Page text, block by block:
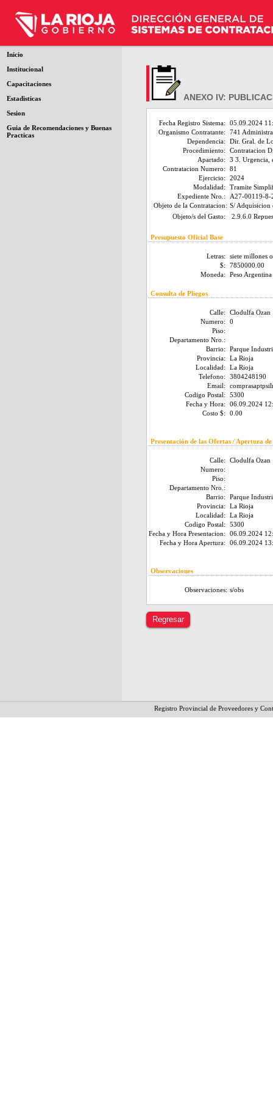
Inicio
Institucional
Capacitaciones
Estadisticas
Sesion
Guia de Recomendaciones y Buenas
Practicas
ANEXO IV:
Fecha Registro Sistema:
05.09.2024
Organismo Contratante:
741
Dependencia:
Dir. Gral. de
Procedimiento:
Contratacion
Apartado:
3 3. Urgencia,
Contratacion Numero:
81
Ejercicio:
2024
Modalidad:
Tramite
Expediente Nro.:
A27-00119-8-
Objeto de la Contratacion: S/ Adquisicion
Objeto/s del Gasto:
2.9.6.0
Presupuesto Oficial Base
Letras:
siete millones
$:
7850000.00
Moneda:
Peso Argentina
Consulta de Pliegos
Calle:
Clodulfa Ozan
Numero:
0
Piso:
Departamento Nro.:
Barrio:
Parque
Provincia:
La Rioja
Localidad:
La Rioja
Telefono:
3804248190
Email:
Codigo Postal:
5300
Fecha y Hora:
06.09.2024
Costo $:
0.00
Presentación de las Ofertas / Apertura
Calle:
Clodulfa Ozan
Numero:
Piso:
Departamento Nro.:
Barrio:
Parque
Provincia:
La Rioja
Localidad:
La Rioja
Codigo Postal:
5300
Fecha y Hora Presentacion:
06.09.2024
Fecha y Hora Apertura:
06.09.2024
Observaciones
Observaciones: s/obs
Registro Provincial de Proveedores y